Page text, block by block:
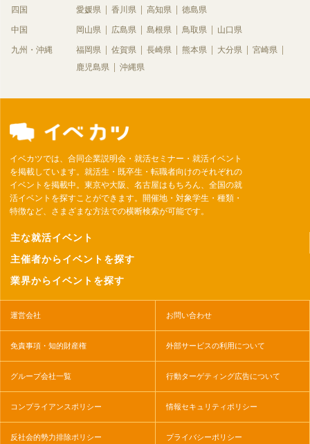
四国 愛媛県 香川県 高知県 徳島県
中国 岡山県 広島県 島根県 鳥取県 山口県
九州・沖縄 福岡県 佐賀県 長崎県 熊本県 大分県
宮崎県
鹿児島県
沖縄県
イベカツでは、合同企業説明会・就活セミナー・就活イベント
を掲載しています。就活生・既卒生・転職者向けのそれぞれの
イベントを掲載中。東京や大阪、名古屋はもちろん、全国の就
活イベントを探すことができます。開催地・対象学生・種類・
特徴など、さまざまな方法での横断検索が可能です。
主な就活イベント
主催者からイベントを探す
業界からイベントを探す
運営会社 お問い合わせ
免責事項・知的財産権 外部サービスの利用について
グループ会社一覧 行動ターゲティング広告について
コンプライアンスポリシー 情報セキュリティポリシー
反社会的勢力排除ポリシー プライバシーポリシー